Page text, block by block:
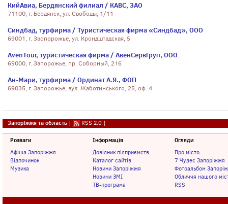
КийАвиа, Бердянский филиал / КАВС, ЗАО
71100, г. Бердянск, ул. Свободы, 1/11
Синдбад, турфирма / Туристическая фирма «Синдбад», ООО
69001, г. Заопорожье, ул. Крондштадская, 5
AvenTour, туристическая фирма / АвенСервГруп, ООО
69000, г. Запорожье, пр. Соборный, 216
Ан-Мари, турфирма / Ординат А.Я., ФОП
69035, г. Запорожье, вул. Жаботинського, 25, оф. 4
Запоріжжя та область | RSS 2.0 |
Розваги
Афіша Запоріжжя
Відпочинок
Музика
Інформація
Довідник підприємств
Каталог сайтів
Новини Запоріжжя
Новини ЗМІ
ТВ-програма
Огляди
Про місто
7 Чудес Запоріжжя
Фотоальбом
Обличчя нашого
RSS